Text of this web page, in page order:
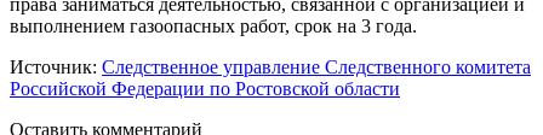
права заниматься деятельностью, связанной с организацией и
выполнением газоопасных работ, срок на 3 года.
Источник: Следственное управление Следственного комитета
Российской Федерации по Ростовской области
Оставить комментарий